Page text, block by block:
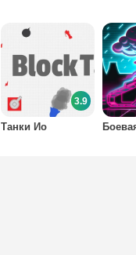
Танки Ио
3.9